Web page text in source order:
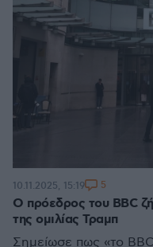
Ο πρόεδρος του BBC
της ομιλίας Τραμπ
Σημείωσε πως «το
10.11.2025, 15:19 5